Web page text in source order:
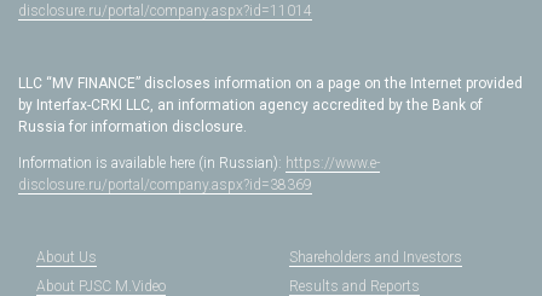
disclosure.ru/portal/company.aspx?id=11014
LLC “MV FINANCE” discloses information on a page on the Internet provided
by Interfax-CRKI LLC, an information agency accredited by the Bank of
Russia for information disclosure.
Information is available here (in Russian): https://www.e-
disclosure.ru/portal/company.aspx?id=38369
About Us
About PJSC M.Video
Shareholders and Investors
Results and Reports